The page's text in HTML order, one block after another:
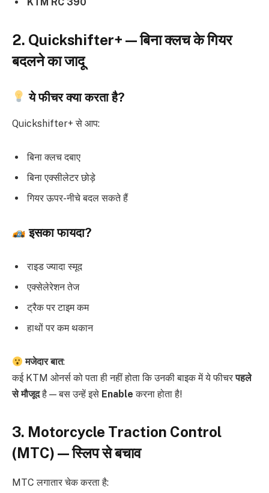
2. Quickshifter+ — बिना क्लच के गियर
बदलने का जादू
ये फीचर क्या करता है?
Quickshifter+ से आप:
बिना क्लच दबाए
बिना एक्सीलेटर छोड़े
गियर ऊपर-नीचे बदल सकते हैं
इसका फायदा?
राइड ज्यादा स्मूद
एक्सेलेरेशन तेज
ट्रैक पर टाइम कम
हाथों पर कम थकान
मजेदार बात:
कई KTM ओनर्स को पता ही नहीं होता कि उनकी बाइक में ये फीचरपहले
से मौजूदहै — बस उन्हें इसे Enable करना होता है!
3. Motorcycle Traction Control
(MTC) — स्लिप से बचाव
MTC लगातार चेक करता है: